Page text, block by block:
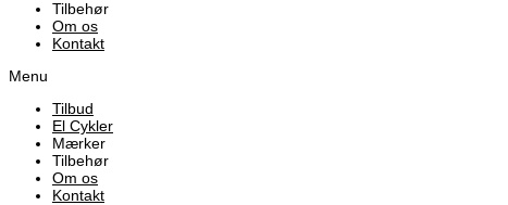
Tilbehør
Om os
Kontakt
Menu
Tilbud
El Cykler
Mærker
Tilbehør
Om os
Kontakt